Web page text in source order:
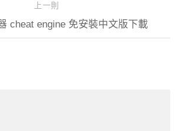
上一則
cheat engine 免安裝中文版下載